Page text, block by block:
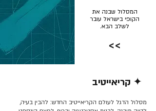
המסלול שבנה את
הקופי בישראל עובר
לשלב הבא.
>>
✦ קריאייטיב
מסלול הדגל לעולם הקריאייטיב החדש: להבין בעיה,